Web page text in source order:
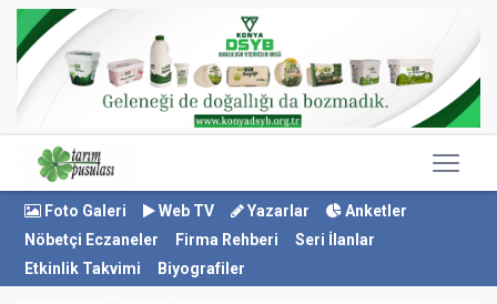
Foto Galeri Web TV Yazarlar
Anketler
Nöbetçi Eczaneler
Firma Rehberi
Seri İlanlar
Etkinlik Takvimi
Biyografiler